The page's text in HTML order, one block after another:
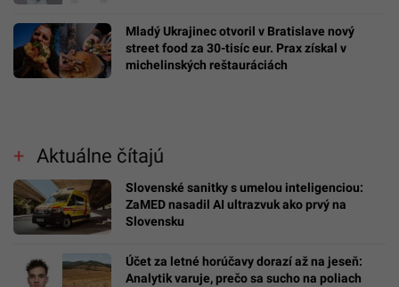
Mladý Ukrajinec otvoril v Bratislave nový
street food za 30-tisíc eur. Prax získal v
michelinských reštauráciách
Aktuálne čítajú
Slovenské sanitky s umelou inteligenciou:
ZaMED nasadil AI ultrazvuk ako prvý na
Slovensku
Účet za letné horúčavy dorazí až na jeseň:
Analytik varuje, prečo sa sucho na poliach